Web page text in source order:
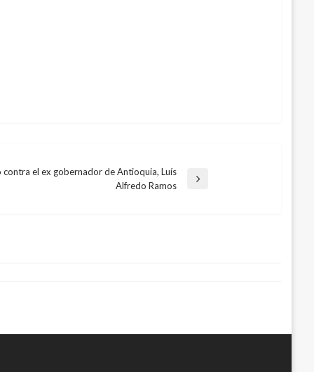
contra el ex gobernador de Antioquia, Luís
Alfredo Ramos